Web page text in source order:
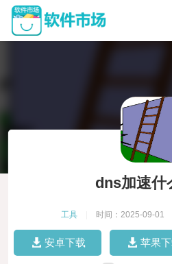
dns加速什
工具 时间：2025-09-01
安卓下载 苹果